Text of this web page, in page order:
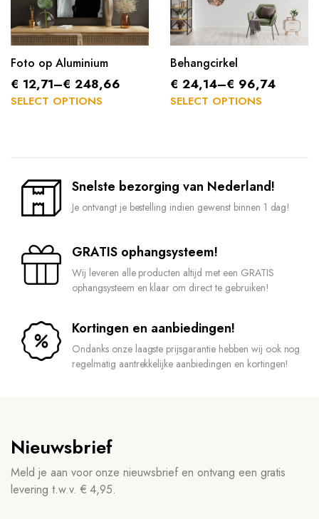
Foto op Aluminium
SELECT OPTIONS
€ 12,71–€ 248,66
Behangcirkel
SELECT OPTIONS
€ 24,14–€ 96,74
Snelste bezorging van Nederland!
Je ontvangt je bestelling indien gewenst binnen 1 dag!
GRATIS ophangsysteem!
Wij leveren alle producten altijd met een GRATIS
ophangsysteem en klaar om direct te gebruiken!
Kortingen en aanbiedingen!
Ondanks onze laagste prijsgarantie hebben wij ook nog
regelmatig aantrekkelijke aanbiedingen en kortingen!
Nieuwsbrief
Meld je aan voor onze nieuwsbrief en ontvang een gratis
levering t.w.v. € 4,95.